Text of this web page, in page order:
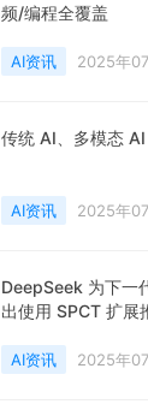
频/编程全覆盖
AI资讯 2025年
传统 AI、多模态
AI资讯 2025年
DeepSeek 为下一
出使用 SPCT 扩展
AI资讯 2025年